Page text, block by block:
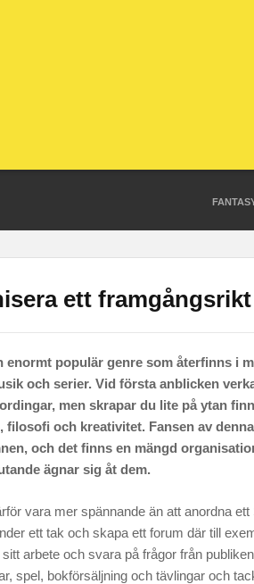
ett
enormt populär genre som återfinns i
och serier. Vid första anblicken
men skrapar du lite på ytan
filosofi och kreativitet. Fansen av
och det finns en mängd
ägnar sig åt dem.
vara mer spännande än att anordna
ett tak och skapa ett forum där till
arbete och svara på frågor från
spel, bokförsäljning och tävlingar och